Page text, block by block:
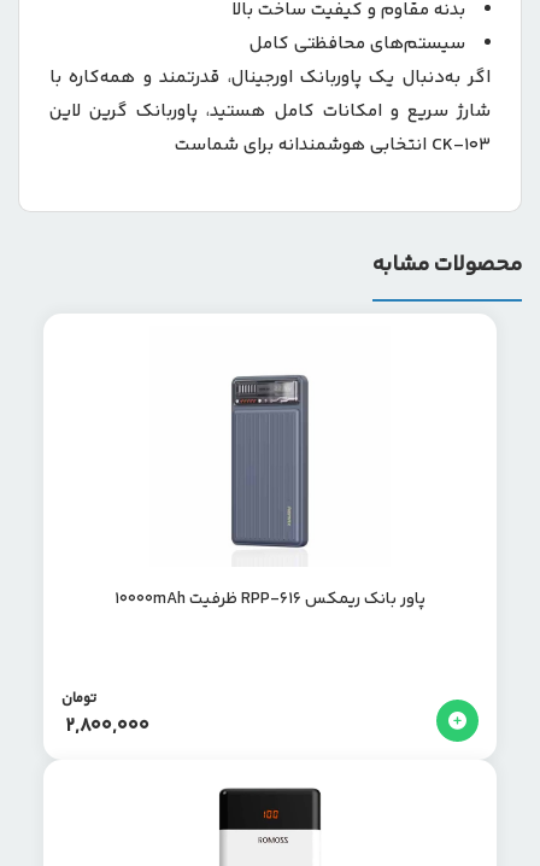
بدنه مقاوم و کیفیت ساخت بالا
سیستم‌های محافظتی کامل
اگر به‌دنبال یک پاوربانک اورجینال، قدرتمند و همه‌کاره با
شارژ سریع و امکانات کامل هستید، پاوربانک گرین لاین
CK-103 انتخابی هوشمندانه برای شماست
محصولات مشابه
پاور بانک ریمکس RPP-616 ظرفیت 10000mAh
2,800,000
تومان